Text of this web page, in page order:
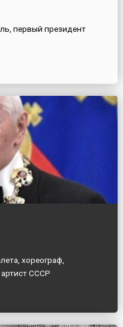
первый президент
хореограф,
СССР